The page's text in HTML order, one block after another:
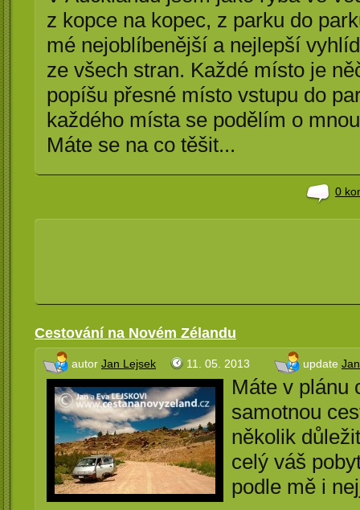
z kopce na kopec, z parku do
mé nejoblíbenější a nejlepší
ze všech stran. Každé místo je
popíšu přesné místo vstupu do
každého místa se podělím o
Máte se na co těšit...
0
Cestování na Novém Zélandu
autor Jan Lejsek 11. 05. 2013 update
Máte v plánu
samotnou
několik
celý váš
podle mě i